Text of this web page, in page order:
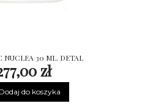
NUCLEA 30 ML. DETAL
zł
Dodaj do koszyka